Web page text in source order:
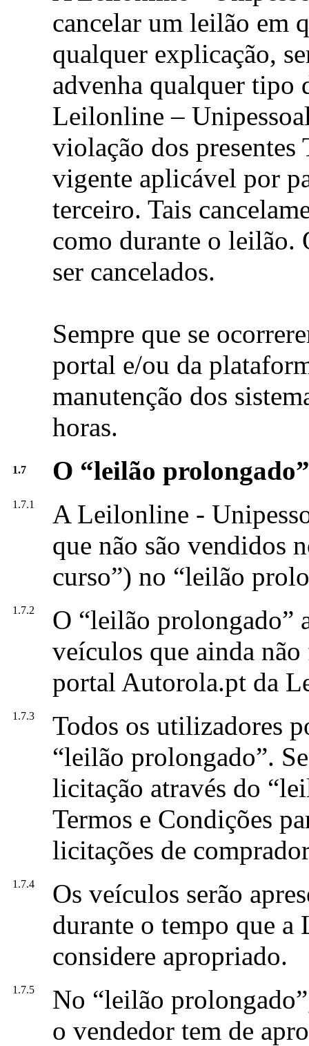
cancelar um leilão em
qualquer explicação,
advenha qualquer tipo
Leilonline –
violação dos presentes
vigente aplicável por
terceiro. Tais
como durante o leilão.
ser cancelados.
Sempre que se
portal e/ou da
manutenção dos
horas.
1.7 O “leilão prolongado”
1.7.1
A Leilonline -
que não são vendidos
curso”) no “leilão
1.7.2
O “leilão prolongado”
veículos que ainda
portal Autorola.pt da
1.7.3
Todos os utilizadores
“leilão prolongado”.
licitação através do
Termos e Condições
licitações de
1.7.4
Os veículos serão
durante o tempo que
considere apropriado.
1.7.5
No “leilão
o vendedor tem de